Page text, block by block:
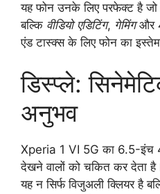
यह फोन उनके लिए परफेक्ट है जो
बल्कि वीडियो एडिटिंग, गेमिंगऔर
एंड टास्क्स के लिए फोन का
डिस्प्ले:
अनुभव
Xperia 1 VI 5G का 6.5-इंच
देखने वालों को चकित कर देता
यह न सिर्फ विजुअली क्लियर है